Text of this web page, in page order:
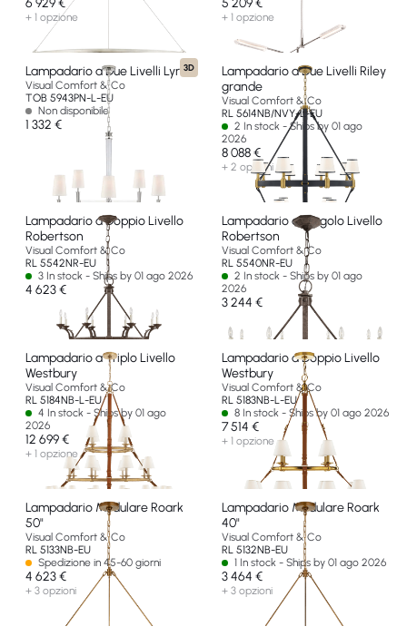
6 929 €
+ 1 opzione
5 209 €
+ 1 opzione
3D
Lampadario a Due Livelli Lyra
Visual Comfort & Co
TOB 5943PN-L-EU
Non disponibile
1 332 €
Lampadario a Due Livelli Riley
grande
Visual Comfort & Co
RL 5614NB/NVY-L-EU
2 In stock - Ships by 01 ago
2026
8 088 €
+ 2 opzioni
Lampadario a Doppio Livello
Robertson
Visual Comfort & Co
RL 5542NR-EU
3 In stock - Ships by 01 ago 2026
4 623 €
Lampadario a Singolo Livello
Robertson
Visual Comfort & Co
RL 5540NR-EU
2 In stock - Ships by 01 ago
2026
3 244 €
Lampadario a Triplo Livello
Westbury
Visual Comfort & Co
RL 5184NB-L-EU
4 In stock - Ships by 01 ago
2026
12 699 €
+ 1 opzione
Lampadario a Doppio Livello
Westbury
Visual Comfort & Co
RL 5183NB-L-EU
8 In stock - Ships by 01 ago 2026
7 514 €
+ 1 opzione
Lampadario Modulare Roark
50"
Visual Comfort & Co
RL 5133NB-EU
Spedizione in 45-60 giorni
4 623 €
+ 3 opzioni
Lampadario Modulare Roark
40"
Visual Comfort & Co
RL 5132NB-EU
1 In stock - Ships by 01 ago 2026
3 464 €
+ 3 opzioni